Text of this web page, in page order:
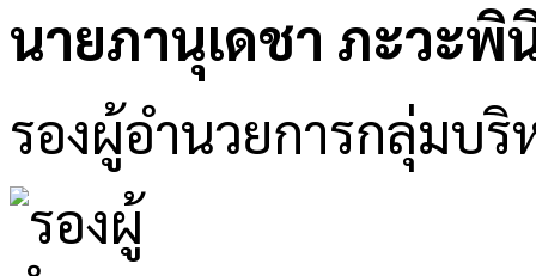
นายภานุเดชา ภะวะพิ
รองผู้อำนวยการกลุ่มบริ